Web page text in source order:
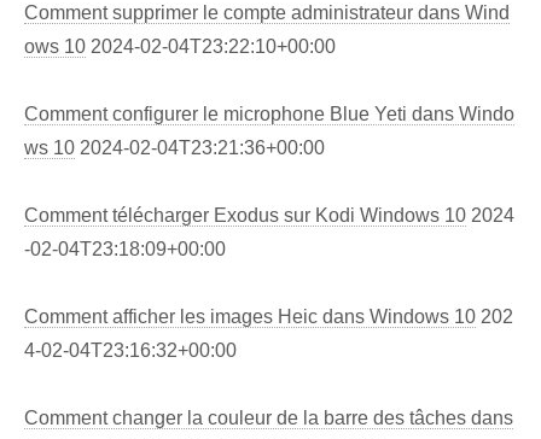
Comment supprimer le compte administrateur dans Wind
ows 10 2024-02-04T23:22:10+00:00
Comment configurer le microphone Blue Yeti dans Windo
ws 10 2024-02-04T23:21:36+00:00
Comment télécharger Exodus sur Kodi Windows 10 2024
-02-04T23:18:09+00:00
Comment afficher les images Heic dans Windows 10 202
4-02-04T23:16:32+00:00
Comment changer la couleur de la barre des tâches dans